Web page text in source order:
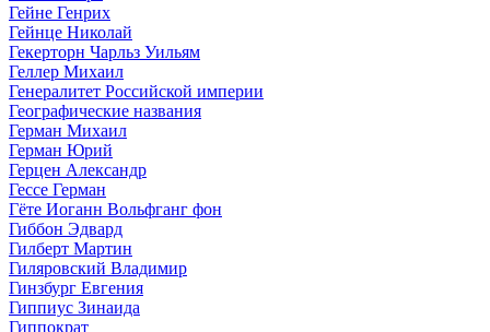
Гейне Генрих
Гейнце Николай
Гекерторн Чарльз Уильям
Геллер Михаил
Генералитет Российской империи
Географические названия
Герман Михаил
Герман Юрий
Герцен Александр
Гессе Герман
Гёте Иоганн Вольфганг фон
Гиббон Эдвард
Гилберт Мартин
Гиляровский Владимир
Гинзбург Евгения
Гиппиус Зинаида
Гиппократ